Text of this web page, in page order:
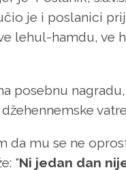
je i poslanici
lehul-hamdu, ve
posebnu
da mu se ne
"Ni jedan dan